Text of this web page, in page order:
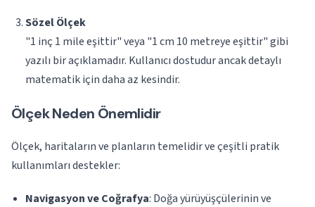
Sözel Ölçek
"1 inç 1 mile eşittir" veya "1 cm 10 metreye eşittir" gibi
yazılı bir açıklamadır. Kullanıcı dostudur ancak detaylı
matematik için daha az kesindir.
Ölçek Neden Önemlidir
Ölçek, haritaların ve planların temelidir ve çeşitli pratik
kullanımları destekler:
Navigasyon ve Coğrafya: Doğa yürüyüşçülerinin ve